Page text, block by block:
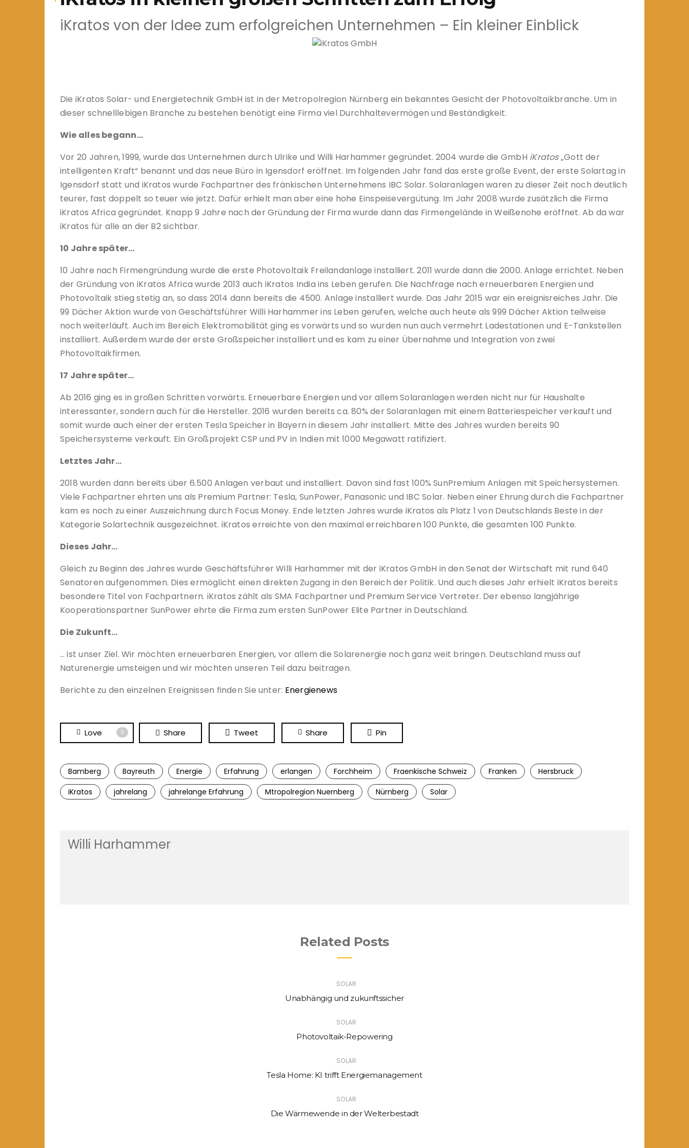
iKratos von der Idee zum erfolgreichen Unternehmen – Ein kleiner Einblick
Die iKratos Solar- und Energietechnik GmbH ist in der Metropolregion Nürnberg ein bekanntes Gesicht der Photovoltaikbranche. Um in
dieser schnelllebigen Branche zu bestehen benötigt eine Firma viel Durchhaltevermögen und Beständigkeit.
Wie alles begann…
Vor 20 Jahren, 1999, wurde das Unternehmen durch Ulrike und Willi Harhammer gegründet. 2004 wurde die GmbH iKratos„Gott der
intelligenten Kraft“ benannt und das neue Büro in Igensdorf eröffnet. Im folgenden Jahr fand das erste große Event, der erste Solartag in
Igensdorf statt und iKratos wurde Fachpartner des fränkischen Unternehmens IBC Solar. Solaranlagen waren zu dieser Zeit noch deutlich
teurer, fast doppelt so teuer wie jetzt. Dafür erhielt man aber eine hohe Einspeisevergütung. Im Jahr 2008 wurde zusätzlich die Firma
iKratos Africa gegründet. Knapp 9 Jahre nach der Gründung der Firma wurde dann das Firmengelände in Weißenohe eröffnet. Ab da war
iKratos für alle an der B2 sichtbar.
10 Jahre später…
10 Jahre nach Firmengründung wurde die erste Photovoltaik Freilandanlage installiert. 2011 wurde dann die 2000. Anlage errichtet. Neben
der Gründung von iKratos Africa wurde 2013 auch iKratos India ins Leben gerufen. Die Nachfrage nach erneuerbaren Energien und
Photovoltaik stieg stetig an, so dass 2014 dann bereits die 4500. Anlage installiert wurde. Das Jahr 2015 war ein ereignisreiches Jahr. Die
99 Dächer Aktion wurde von Geschäftsführer Willi Harhammer ins Leben gerufen, welche auch heute als 999 Dächer Aktion teilweise
noch weiterläuft. Auch im Bereich Elektromobilität ging es vorwärts und so wurden nun auch vermehrt Ladestationen und E-Tankstellen
installiert. Außerdem wurde der erste Großspeicher installiert und es kam zu einer Übernahme und Integration von zwei
Photovoltaikfirmen.
17 Jahre später…
Ab 2016 ging es in großen Schritten vorwärts. Erneuerbare Energien und vor allem Solaranlagen werden nicht nur für Haushalte
interessanter, sondern auch für die Hersteller. 2016 wurden bereits ca. 80% der Solaranlagen mit einem Batteriespeicher verkauft und
somit wurde auch einer der ersten Tesla Speicher in Bayern in diesem Jahr installiert. Mitte des Jahres wurden bereits 90
Speichersysteme verkauft. Ein Großprojekt CSP und PV in Indien mit 1000 Megawatt ratifiziert.
Letztes Jahr…
2018 wurden dann bereits über 6.500 Anlagen verbaut und installiert. Davon sind fast 100% SunPremium Anlagen mit Speichersystemen.
Viele Fachpartner ehrten uns als Premium Partner: Tesla, SunPower, Panasonic und IBC Solar. Neben einer Ehrung durch die Fachpartner
kam es noch zu einer Auszeichnung durch Focus Money. Ende letzten Jahres wurde iKratos als Platz 1 von Deutschlands Beste in der
Kategorie Solartechnik ausgezeichnet. iKratos erreichte von den maximal erreichbaren 100 Punkte, die gesamten 100 Punkte.
Dieses Jahr…
Gleich zu Beginn des Jahres wurde Geschäftsführer Willi Harhammer mit der iKratos GmbH in den Senat der Wirtschaft mit rund 640
Senatoren aufgenommen. Dies ermöglicht einen direkten Zugang in den Bereich der Politik. Und auch dieses Jahr erhielt iKratos bereits
besondere Titel von Fachpartnern. iKratos zählt als SMA Fachpartner und Premium Service Vertreter. Der ebenso langjährige
Kooperationspartner SunPower ehrte die Firma zum ersten SunPower Elite Partner in Deutschland.
Die Zukunft…
… ist unser Ziel. Wir möchten erneuerbaren Energien, vor allem die Solarenergie noch ganz weit bringen. Deutschland muss auf
Naturenergie umsteigen und wir möchten unseren Teil dazu beitragen.
Berichte zu den einzelnen Ereignissen finden Sie unter: Energienews
Love 0 Share Tweet Share Pin
Bamberg Bayreuth Energie Erfahrung erlangen Forchheim Fraenkische Schweiz Franken
Hersbruck
iKratos
jahrelang jahrelange Erfahrung Mtropolregion Nuernberg Nürnberg Solar
Willi Harhammer
Related Posts
SOLAR
Unabhängig und zukunftssicher
SOLAR
Photovoltaik-Repowering
SOLAR
Tesla Home: KI trifft Energiemanagement
SOLAR
Die Wärmewende in der Welterbestadt